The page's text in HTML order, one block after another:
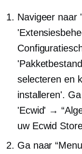
Navigeer naar
selecteren en
installeren'.
'Ecwid' →
uw Ecwid
Ga naar